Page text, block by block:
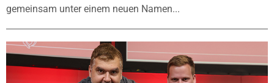
gemeinsam unter einem neuen Namen...